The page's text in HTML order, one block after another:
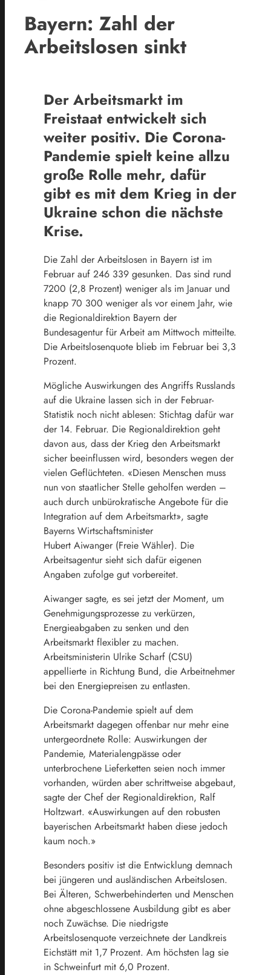
Bayern: Zahl der
Arbeitslosen sinkt
Der Arbeitsmarkt im
Freistaat entwickelt sich
weiter positiv. Die Corona-
Pandemie spielt keine allzu
große Rolle mehr, dafür
gibt es mit dem Krieg in der
Ukraine schon die nächste
Krise.
Die Zahl der Arbeitslosen in Bayern ist im
Februar auf 246 339 gesunken. Das sind rund
7200 (2,8 Prozent) weniger als im Januar und
knapp 70 300 weniger als vor einem Jahr, wie
die Regionaldirektion Bayern der
Bundesagentur für Arbeit am Mittwoch mitteilte.
Die Arbeitslosenquote blieb im Februar bei 3,3
Prozent.
Mögliche Auswirkungen des Angriffs Russlands
auf die Ukraine lassen sich in der Februar-
Statistik noch nicht ablesen: Stichtag dafür war
der 14. Februar. Die Regionaldirektion geht
davon aus, dass der Krieg den Arbeitsmarkt
sicher beeinflussen wird, besonders wegen der
vielen Geflüchteten. «Diesen Menschen muss
nun von staatlicher Stelle geholfen werden –
auch durch unbürokratische Angebote für die
Integration auf dem Arbeitsmarkt», sagte
Bayerns Wirtschaftsminister
Hubert Aiwanger (Freie Wähler). Die
Arbeitsagentur sieht sich dafür eigenen
Angaben zufolge gut vorbereitet.
Aiwanger sagte, es sei jetzt der Moment, um
Genehmigungsprozesse zu verkürzen,
Energieabgaben zu senken und den
Arbeitsmarkt flexibler zu machen.
Arbeitsministerin Ulrike Scharf (CSU)
appellierte in Richtung Bund, die Arbeitnehmer
bei den Energiepreisen zu entlasten.
Die Corona-Pandemie spielt auf dem
Arbeitsmarkt dagegen offenbar nur mehr eine
untergeordnete Rolle: Auswirkungen der
Pandemie, Materialengpässe oder
unterbrochene Lieferketten seien noch immer
vorhanden, würden aber schrittweise abgebaut,
sagte der Chef der Regionaldirektion, Ralf
Holtzwart. «Auswirkungen auf den robusten
bayerischen Arbeitsmarkt haben diese jedoch
kaum noch.»
Besonders positiv ist die Entwicklung demnach
bei jüngeren und ausländischen Arbeitslosen.
Bei Älteren, Schwerbehinderten und Menschen
ohne abgeschlossene Ausbildung gibt es aber
noch Zuwächse. Die niedrigste
Arbeitslosenquote verzeichnete der Landkreis
Eichstätt mit 1,7 Prozent. Am höchsten lag sie
in Schweinfurt mit 6,0 Prozent.